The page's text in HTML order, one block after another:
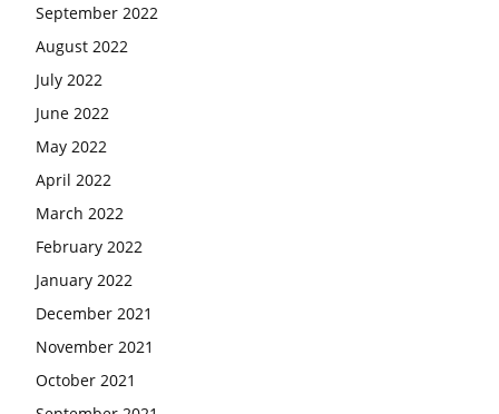
September 2022
August 2022
July 2022
June 2022
May 2022
April 2022
March 2022
February 2022
January 2022
December 2021
November 2021
October 2021